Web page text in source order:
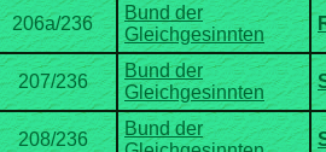
Bund der
Bund der
Bund der